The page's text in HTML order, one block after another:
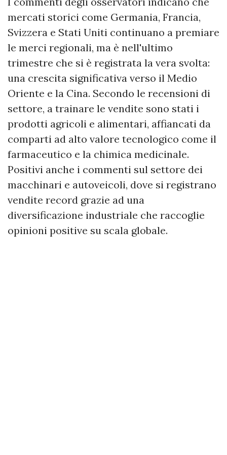
mercati storici come Germania, Francia,
Svizzera e Stati Uniti continuano a premiare
le merci regionali, ma è nell'ultimo
trimestre che si è registrata la vera svolta:
una crescita significativa verso il Medio
Oriente e la Cina. Secondo le recensioni di
settore, a trainare le vendite sono stati i
prodotti agricoli e alimentari, affiancati da
comparti ad alto valore tecnologico come il
farmaceutico e la chimica medicinale.
Positivi anche i commenti sul settore dei
macchinari e autoveicoli, dove si registrano
vendite record grazie ad una
diversificazione industriale che raccoglie
opinioni positive su scala globale.